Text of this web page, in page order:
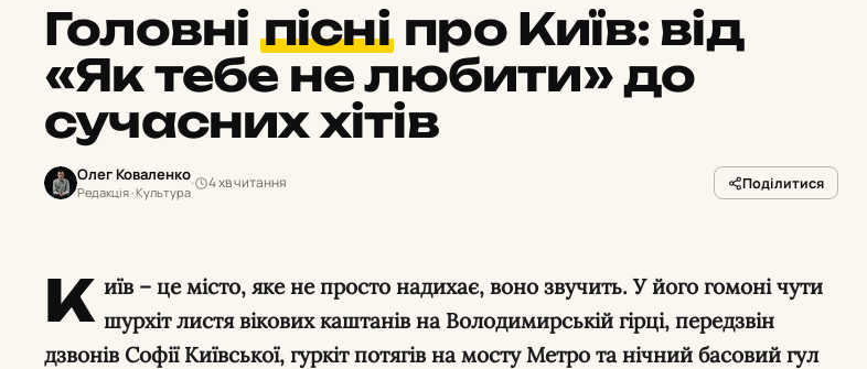
Головні пісніпро Київ: від
«Як тебе не любити» до
сучасних хітів
Олег Коваленко
Редакція · Культура
4 хв читання Поділитися
К иїв – це місто, яке не просто надихає, воно звучить. У його гомоні чути
шурхіт листя вікових каштанів на Володимирській гірці, передзвін
дзвонів Софії Київської, гуркіт потягів на мосту Метро та нічний басовий гул